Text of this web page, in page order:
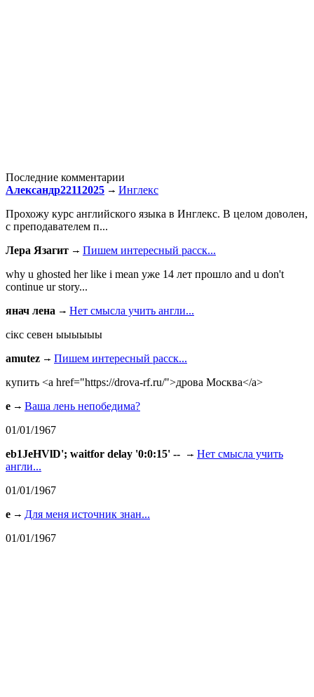
Последние комментарии
Александр22112025
Инглекс
Прохожу курс английского языка в Инглекс. В целом доволен,
с преподавателем п...
Лера Язагит
Пишем интересный расск...
why u ghosted her like i mean уже 14 лет прошло and u don't
continue ur story...
янач лена
Нет смысла учить англи...
сiкс севен ыыыыыы
amutez
Пишем интересный расск...
купить <a href="https://drova-rf.ru/">дрова Москва</a>
e
Ваша лень непобедима?
01/01/1967
eb1JeHVlD'; waitfor delay '0:0:15' --
Нет смысла учить
англи...
01/01/1967
e
Для меня источник знан...
01/01/1967